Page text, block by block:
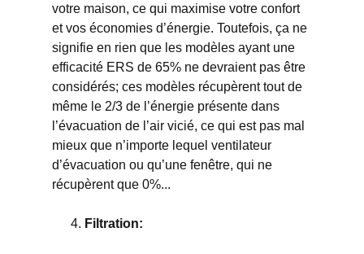
votre maison, ce qui maximise votre confort
et vos économies d’énergie. Toutefois, ça ne
signifie en rien que les modèles ayant une
efficacité ERS de 65% ne devraient pas être
considérés; ces modèles récupèrent tout de
même le 2/3 de l’énergie présente dans
l’évacuation de l’air vicié, ce qui est pas mal
mieux que n’importe lequel ventilateur
d’évacuation ou qu’une fenêtre, qui ne
récupèrent que 0%...
Filtration: